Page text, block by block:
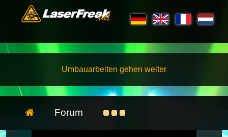
Umbauarbeiten gehen weiter
Forum